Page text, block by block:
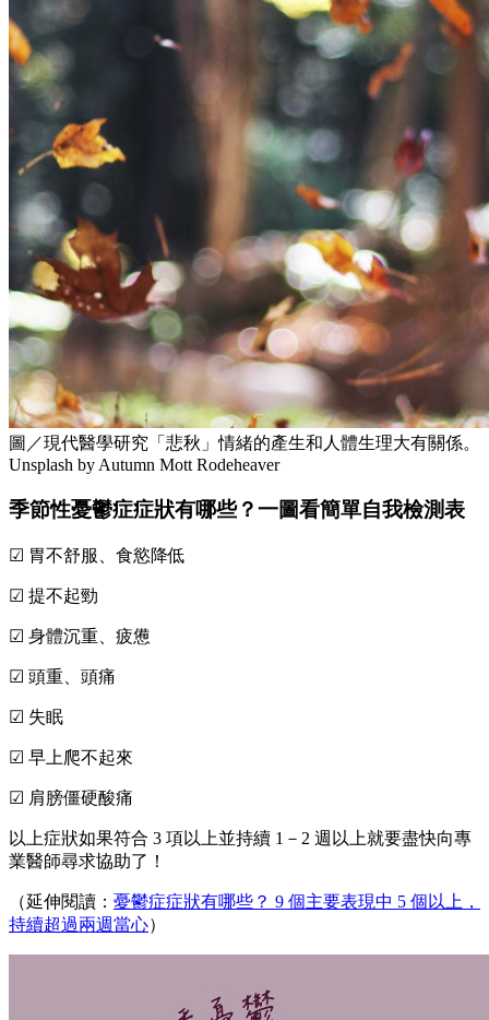
圖／現代醫學研究「悲秋」情緒的產生和人體生理大有關係。
Unsplash by Autumn Mott Rodeheaver
季節性憂鬱症症狀有哪些？一圖看簡單自我檢測表
☑ 胃不舒服、食慾降低
☑ 提不起勁
☑ 身體沉重、疲憊
☑ 頭重、頭痛
☑ 失眠
☑ 早上爬不起來
☑ 肩膀僵硬酸痛
以上症狀如果符合 3 項以上並持續 1－2 週以上就要盡快向專
業醫師尋求協助了！
（延伸閱讀： 憂鬱症症狀有哪些？ 9 個主要表現中 5 個以上，
持續超過兩週當心）